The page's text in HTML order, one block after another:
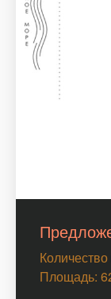
Площадь: